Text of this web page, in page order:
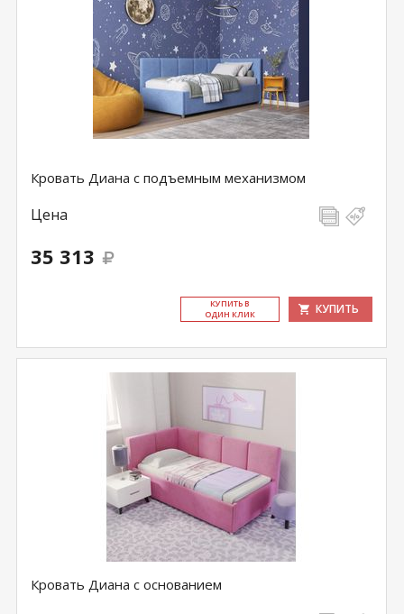
Кровать Диана с подъемным механизмом
Цена
35 313
КУ­ПИТЬ В
ОДИН КЛИК
КУПИТЬ
Кровать Диана c основанием